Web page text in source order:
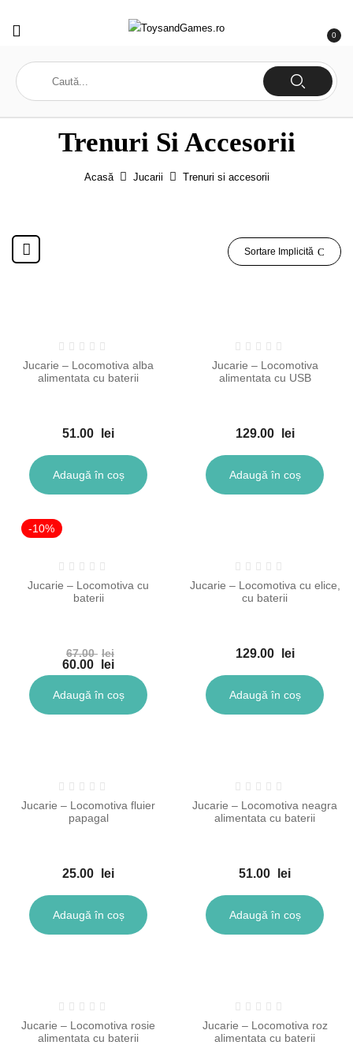
0
Trenuri Si Accesorii
Acasă Jucarii Trenuri si accesorii
Sortare Implicită
Jucarie – Locomotiva alba
alimentata cu baterii
51.00 lei
Adaugă în coș
Jucarie – Locomotiva
alimentata cu USB
129.00 lei
Adaugă în coș
-10%
Jucarie – Locomotiva cu
baterii
67.00 lei
Prețul
inițial
a
fost:
67.00 lei.
60.00
lei
Prețul
curent
este:
60.00 lei.
Adaugă în coș
Jucarie – Locomotiva cu elice,
cu baterii
129.00 lei
Adaugă în coș
Jucarie – Locomotiva fluier
papagal
25.00 lei
Adaugă în coș
Jucarie – Locomotiva neagra
alimentata cu baterii
51.00 lei
Adaugă în coș
Jucarie – Locomotiva rosie
alimentata cu baterii
Jucarie – Locomotiva roz
alimentata cu baterii